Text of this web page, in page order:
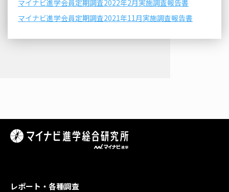
マイナビ進学会員定期調査2022年2月実施調査報告書
マイナビ進学会員定期調査2021年11月実施調査報告書
レポート・各種調査